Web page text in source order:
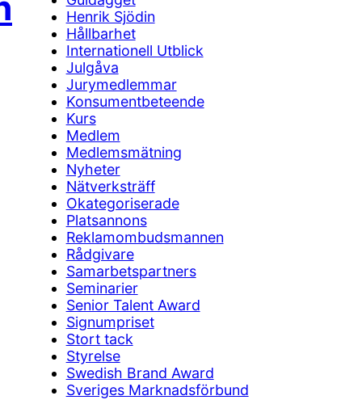
Henrik Sjödin
Hållbarhet
Internationell Utblick
Julgåva
Jurymedlemmar
Konsumentbeteende
Kurs
Medlem
Medlemsmätning
Nyheter
Nätverksträff
Okategoriserade
Platsannons
Reklamombudsmannen
Rådgivare
Samarbetspartners
Seminarier
Senior Talent Award
Signumpriset
Stort tack
Styrelse
Swedish Brand Award
Sveriges Marknadsförbund